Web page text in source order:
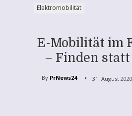
Elektromobilität
E-Mobilität im
– Finden
By PrNews24 31. August 2020